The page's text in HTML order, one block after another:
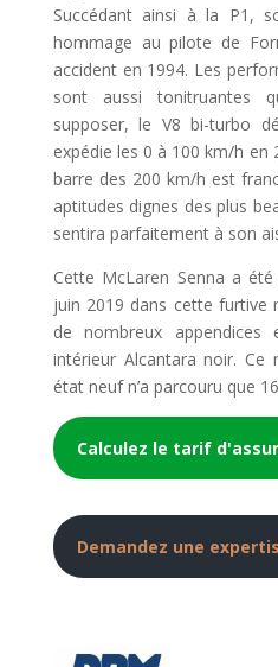
Succédant ainsi à la P1,
hommage au pilote de
accident en 1994. Les
sont aussi tonitruantes
supposer, le V8 bi-turbo
expédie les 0 à 100 km/h en
barre des 200 km/h est
aptitudes dignes des plus
sentira parfaitement à son
Cette McLaren Senna a
juin 2019 dans cette furtive
de nombreux
intérieur Alcantara noir. Ce
état neuf n’a parcouru que
Calculez le tarif
Demandez une